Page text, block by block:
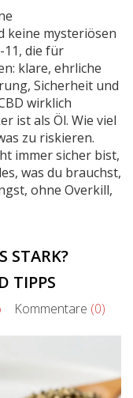
keine mysteriösen
11, die für
klare, ehrliche
Sicherheit und
wirklich
ist als Öl. Wie viel
zu riskieren.
immer sicher bist,
was du brauchst,
ohne Overkill,
STARK?
TIPPS
Kommentare (0)